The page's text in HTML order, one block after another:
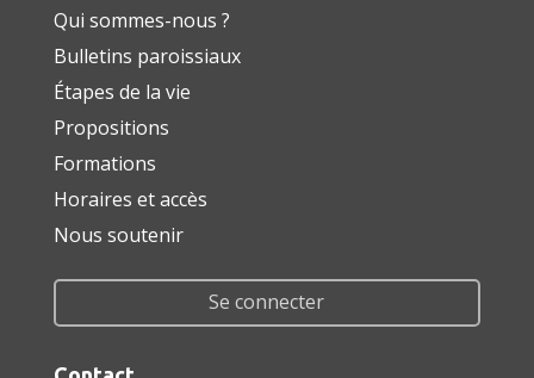
Qui sommes-nous ?
Bulletins paroissiaux
Étapes de la vie
Propositions
Formations
Horaires et accès
Nous soutenir
Se connecter